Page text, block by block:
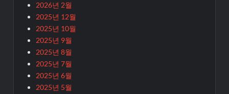
2026년 2월
2025년 12월
2025년 10월
2025년 9월
2025년 8월
2025년 7월
2025년 6월
2025년 5월